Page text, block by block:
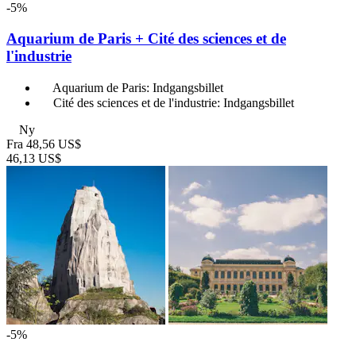
-5%
Aquarium de Paris + Cité des sciences et de
l'industrie
Aquarium de Paris: Indgangsbillet
Cité des sciences et de l'industrie: Indgangsbillet
Ny
Fra 48,56 US$
46,13 US$
-5%